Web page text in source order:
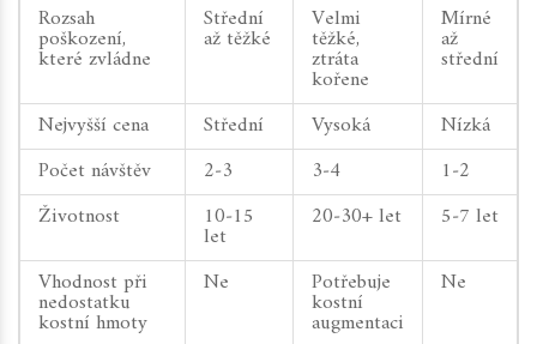
Rozsah
poškození,
které zvládne
Střední
až těžké
Velmi
těžké,
ztráta
kořene
Mírné
až
střední
Nejvyšší cena
Střední Vysoká
Nízká
Počet návštěv
2‑3 3‑4
1‑2
Životnost
10‑15
let
20‑30+ let
5‑7 let
Vhodnost při
nedostatku
kostní hmoty
Ne Potřebuje
kostní
augmentaci
Ne